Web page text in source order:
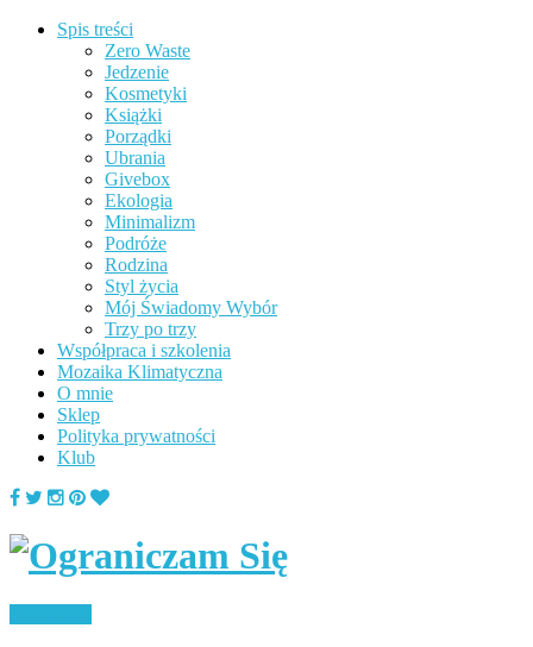
Spis treści
Zero Waste
Jedzenie
Kosmetyki
Książki
Porządki
Ubrania
Givebox
Ekologia
Minimalizm
Podróże
Rodzina
Styl życia
Mój Świadomy Wybór
Trzy po trzy
Współpraca i szkolenia
Mozaika Klimatyczna
O mnie
Sklep
Polityka prywatności
Klub